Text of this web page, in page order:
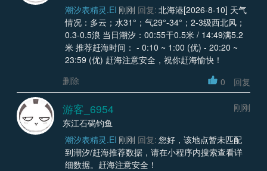
潮汐表精灵.EI 刚刚 回复: 北海港[2026-8-10] 天气
情况：多云；水31°；气29°-34°；2-3级西北风；
0.3-0.5浪 当日潮汐：00:55干0.5米 / 14:49满5.2
米 推荐赶海时间： - 0:10 ~ 1:00 (优) - 20:20 ~
23:59 (优) 赶海注意安全，祝你赶海愉快！
删除
0 回复
游客_6954
刚刚
东江石碣钓鱼
潮汐表精灵.EI 刚刚 回复: 您好，该地点暂未匹配
到潮汐/赶海推荐数据，请在小程序内搜索查看详
细数据。赶海注意安全！